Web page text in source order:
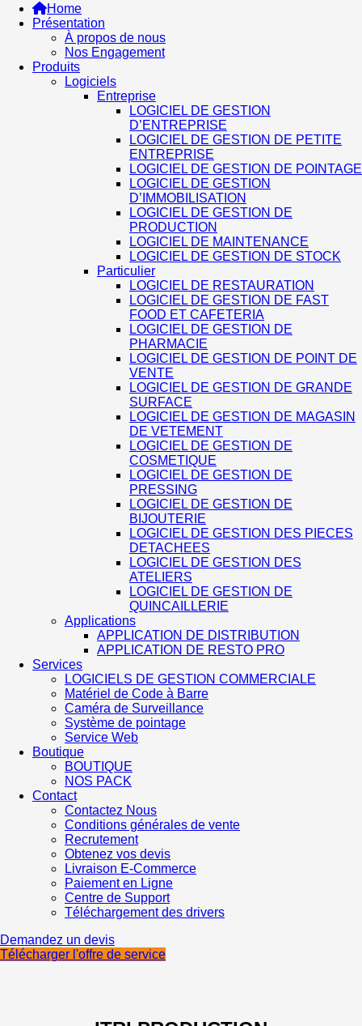
Home
Présentation
À propos de nous
Nos Engagement
Produits
Logiciels
Entreprise
LOGICIEL DE GESTION
D’ENTREPRISE
LOGICIEL DE GESTION DE PETITE
ENTREPRISE
LOGICIEL DE GESTION DE POINTAGE
LOGICIEL DE GESTION
D’IMMOBILISATION
LOGICIEL DE GESTION DE
PRODUCTION
LOGICIEL DE MAINTENANCE
LOGICIEL DE GESTION DE STOCK
Particulier
LOGICIEL DE RESTAURATION
LOGICIEL DE GESTION DE FAST
FOOD ET CAFETERIA
LOGICIEL DE GESTION DE
PHARMACIE
LOGICIEL DE GESTION DE POINT DE
VENTE
LOGICIEL DE GESTION DE GRANDE
SURFACE
LOGICIEL DE GESTION DE MAGASIN
DE VETEMENT
LOGICIEL DE GESTION DE
COSMETIQUE
LOGICIEL DE GESTION DE
PRESSING
LOGICIEL DE GESTION DE
BIJOUTERIE
LOGICIEL DE GESTION DES PIECES
DETACHEES
LOGICIEL DE GESTION DES
ATELIERS
LOGICIEL DE GESTION DE
QUINCAILLERIE
Applications
APPLICATION DE DISTRIBUTION
APPLICATION DE RESTO PRO
Services
LOGICIELS DE GESTION COMMERCIALE
Matériel de Code à Barre
Caméra de Surveillance
Système de pointage
Service Web
Boutique
BOUTIQUE
NOS PACK
Contact
Contactez Nous
Conditions générales de vente
Recrutement
Obtenez vos devis
Livraison E-Commerce
Paiement en Ligne
Centre de Support
Téléchargement des drivers
Demandez un devis
Télécharger l'offre de service